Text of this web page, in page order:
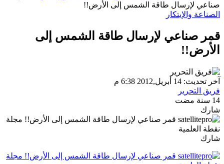
صناعي لإرسال طاقة الشمس إلى الأرض!!
الصناعة والإبتكار
قمر صناعي لإرسال طاقة الشمس إلى
الأرض!!
آخر تحديث: 14 أبريل,2012 6:38 م
فريق التحرير
14 سنة مضت
شارك
شارك